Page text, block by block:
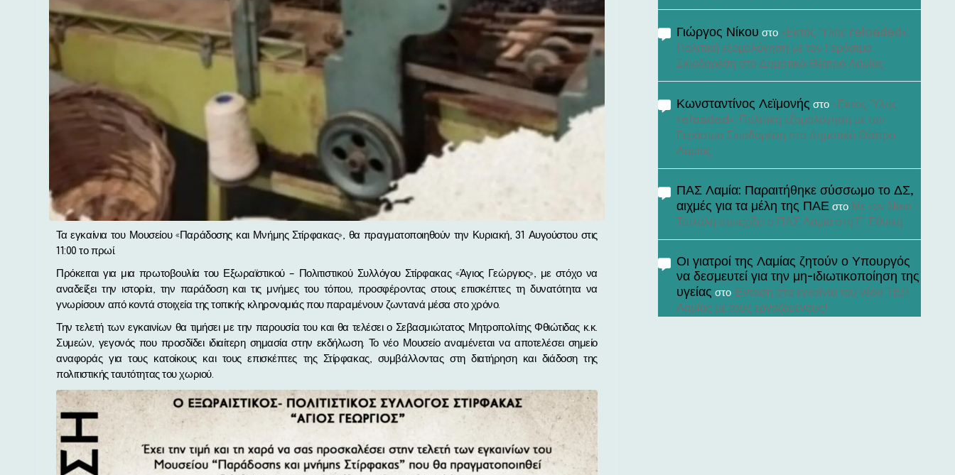
Τα εγκαίνια του Μουσείου «Παράδοσης και Μνήμης Στίρφακας», θα πραγματοποιηθούν την Κυριακή, 31 Αυγούστου στις
11:00 το πρωί.
Πρόκειται για μια πρωτοβουλία του Εξωραϊστικού – Πολιτιστικού Συλλόγου Στίρφακας «Άγιος Γεώργιος», με στόχο να
αναδείξει την ιστορία, την παράδοση και τις μνήμες του τόπου, προσφέροντας στους επισκέπτες τη δυνατότητα να
γνωρίσουν από κοντά στοιχεία της τοπικής κληρονομιάς που παραμένουν ζωντανά μέσα στο χρόνο.
Την τελετή των εγκαινίων θα τιμήσει με την παρουσία του και θα τελέσει ο Σεβασμιώτατος Μητροπολίτης Φθιώτιδας κ.κ.
Συμεών, γεγονός που προσδίδει ιδιαίτερη σημασία στην εκδήλωση. Το νέο Μουσείο αναμένεται να αποτελέσει σημείο
αναφοράς για τους κατοίκους και τους επισκέπτες της Στίρφακας, συμβάλλοντας στη διατήρηση και διάδοση της
πολιτιστικής ταυτότητας του χωριού.
Γιώργος Νίκου στο «Εκτός Ύλης reloaded»:
Πολιτική εξομολόγηση με τον Γεράσιμο
Σκιαδαρέση στο Δημοτικό Θέατρο Λαμίας
Κωνσταντίνος Λεϊμονής στο «Εκτός Ύλης
reloaded»: Πολιτική εξομολόγηση με τον
Γεράσιμο Σκιαδαρέση στο Δημοτικό Θέατρο
Λαμίας
ΠΑΣ Λαμία: Παραιτήθηκε σύσσωμο το ΔΣ,
αιχμές για τα μέλη της ΠΑΕ στο Με τον Νίκο
Τσιλαλή συνεχίζει ο ΠΑΣ Λαμία στη Γ’ Εθνική
Οι γιατροί της Λαμίας ζητούν ο Υπουργός
να δεσμευτεί για την μη-ιδιωτικοποίηση της
υγείας στο Ένταση στα εγκαίνια του νέου ΤΕΠ
Λαμίας με τους εργαζόμενους!